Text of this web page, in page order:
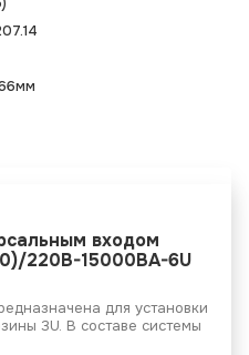
входом
220B-15000BA-6U
для установки
3U. В составе системы